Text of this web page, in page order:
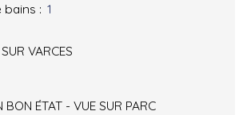
bains : 1
VARCES
BON ÉTAT - VUE SUR PARC